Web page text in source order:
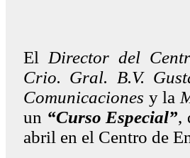
El Director del
Crio. Gral. B.V.
Comunicaciones y la
un “Curso Especial”,
abril en el Centro de